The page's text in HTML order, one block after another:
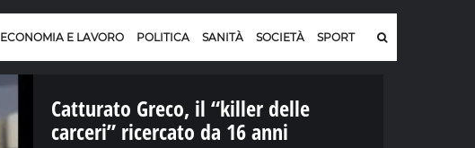
ECONOMIA E LAVORO POLITICA SANITÀ SOCIETÀ SPORT
Catturato Greco, il “killer delle
carceri” ricercato da 16 anni